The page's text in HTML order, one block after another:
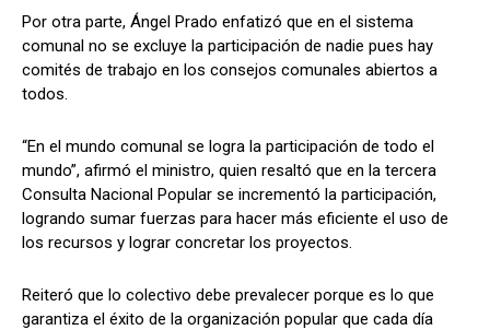
Por otra parte, Ángel Prado enfatizó que en el sistema
comunal no se excluye la participación de nadie pues hay
comités de trabajo en los consejos comunales abiertos a
todos.
“En el mundo comunal se logra la participación de todo el
mundo”, afirmó el ministro, quien resaltó que en la tercera
Consulta Nacional Popular se incrementó la participación,
logrando sumar fuerzas para hacer más eficiente el uso de
los recursos y lograr concretar los proyectos.
Reiteró que lo colectivo debe prevalecer porque es lo que
garantiza el éxito de la organización popular que cada día